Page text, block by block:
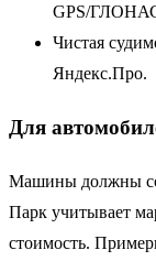
GPS/
Чистая
Яндекс.Про.
Для
Машины должны
Парк учитывает
стоимость.